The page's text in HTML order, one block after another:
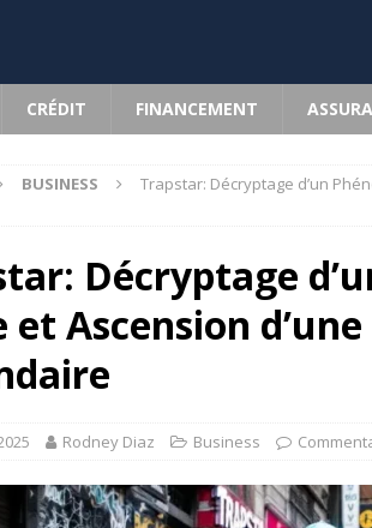
CRÉDIT FINANCEMENT
BUSINESS
Trapstar: Décryptage d’un
Décryptage
et Ascension
Rodney Diaz Business